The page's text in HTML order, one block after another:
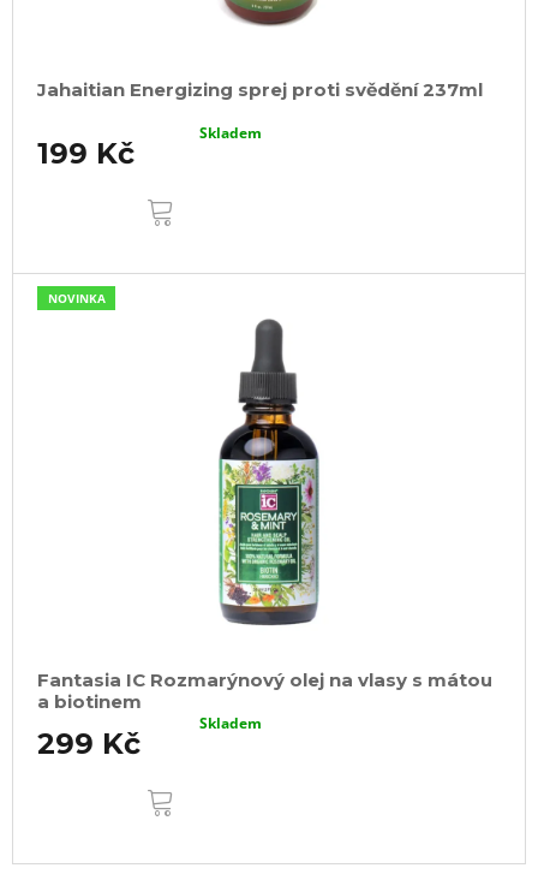
Jahaitian Energizing sprej proti svědění 237ml
199 Kč
Skladem
NOVINKA
Fantasia IC Rozmarýnový olej na vlasy s mátou
a biotinem
299 Kč
Skladem